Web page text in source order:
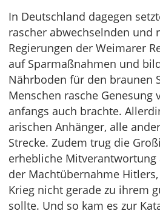
In Deutschland dagegen
rascher abwechselnden und
Regierungen der Weimarer
auf Sparmaßnahmen und
Nährboden für den braunen
Menschen rasche Genesung
anfangs auch brachte.
arischen Anhänger, alle
Strecke. Zudem trug die
erhebliche Mitverantwortung
der Machtübernahme
Krieg nicht gerade zu ihrem
sollte. Und so kam es zur